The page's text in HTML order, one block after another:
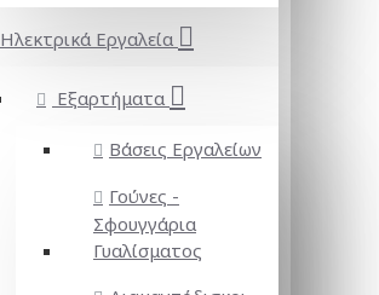
Ηλεκτρικά Εργαλεία
Εξαρτήματα
Βάσεις Εργαλείων
Γούνες -
Σφουγγάρια
Γυαλίσματος